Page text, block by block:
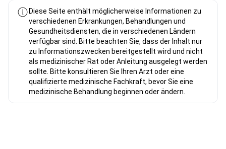
Diese Seite enthält möglicherweise Informationen zu
verschiedenen Erkrankungen, Behandlungen und
Gesundheitsdiensten, die in verschiedenen Ländern
verfügbar sind. Bitte beachten Sie, dass der Inhalt nur
zu Informationszwecken bereitgestellt wird und nicht
als medizinischer Rat oder Anleitung ausgelegt werden
sollte. Bitte konsultieren Sie Ihren Arzt oder eine
qualifizierte medizinische Fachkraft, bevor Sie eine
medizinische Behandlung beginnen oder ändern.